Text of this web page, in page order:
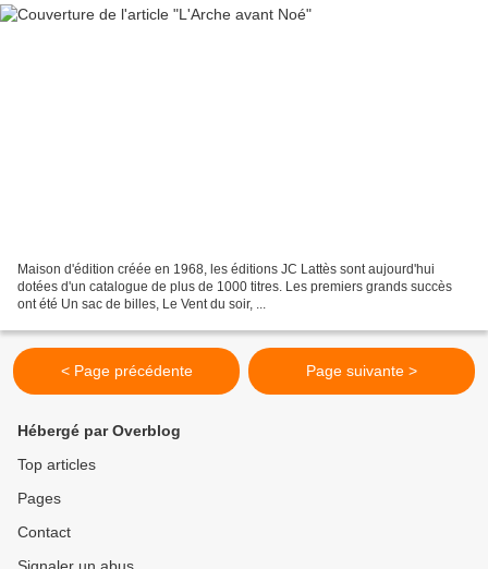
Maison d'édition créée en 1968, les éditions JC Lattès sont aujourd'hui
dotées d'un catalogue de plus de 1000 titres. Les premiers grands succès
ont été Un sac de billes, Le Vent du soir, ...
< Page précédente Page suivante >
Hébergé par Overblog
Top articles
Pages
Contact